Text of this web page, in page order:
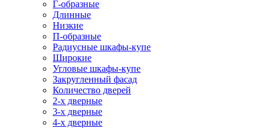
Г-образные
Длинные
Низкие
П-образные
Радиусные шкафы-купе
Широкие
Угловые шкафы-купе
Закругленный фасад
Количество дверей
2-х дверные
3-х дверные
4-х дверные